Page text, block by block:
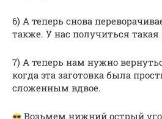
6) А теперь снова
также. У нас получиться такая
7) А теперь нам нужно
когда эта заготовка была
сложенным вдвое.
Возьмем нижний острый